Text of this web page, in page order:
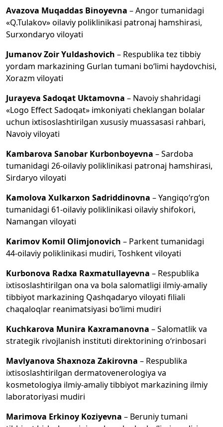
Avazova Muqaddas Binoyevna – Angor tumanidagi
«Q.Tulakov» oilaviy poliklinikasi patronaj hamshirasi,
Surxondaryo viloyati
Jumanov Zoir Yuldashovich – Respublika tez tibbiy
yordam markazining Gurlan tumani bo‘limi haydovchisi,
Xorazm viloyati
Jurayeva Sadoqat Uktamovna – Navoiy shahridagi
«Logo Effect Sadoqat» imkoniyati cheklangan bolalar
uchun ixtisoslashtirilgan xususiy muassasasi rahbari,
Navoiy viloyati
Kambarova Sanobar Kurbonboyevna – Sardoba
tumanidagi 26-oilaviy poliklinikasi patronaj hamshirasi,
Sirdaryo viloyati
Kamolova Xulkarxon Sadriddinovna – Yangiqo‘rg‘on
tumanidagi 61-oilaviy poliklinikasi oilaviy shifokori,
Namangan viloyati
Karimov Komil Olimjonovich – Parkent tumanidagi
44-oilaviy poliklinikasi mudiri, Toshkent viloyati
Kurbonova Radxa Raxmatullayevna – Respublika
ixtisoslashtirilgan ona va bola salomatligi ilmiy-amaliy
tibbiyot markazining Qashqadaryo viloyati filiali
chaqaloqlar reanimatsiyasi bo‘limi mudiri
Kuchkarova Munira Kaxramanovna – Salomatlik va
strategik rivojlanish instituti direktorining o‘rinbosari
Mavlyanova Shaxnoza Zakirovna – Respublika
ixtisoslashtirilgan dermatovenerologiya va
kosmetologiya ilmiy-amaliy tibbiyot markazining ilmiy
laboratoriyasi mudiri
Marimova Erkinoy Koziyevna – Beruniy tumani